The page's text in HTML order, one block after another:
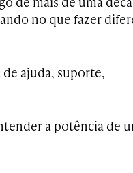
no que fazer
ajuda, suporte,
a potência de